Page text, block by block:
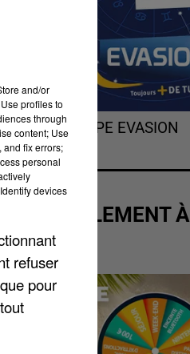
L'HOROSCOPE EVASION
ACTUELLEMENT À
GAGNER
and/or
profiles to
through
content; Use
and fix errors;
personal
devices
refuser
pour